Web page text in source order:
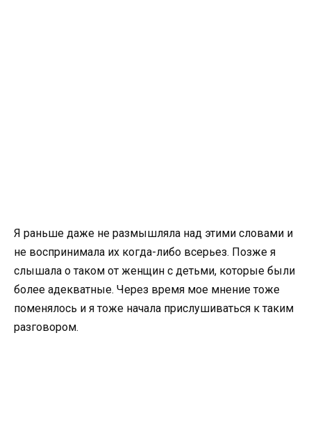
Я раньше даже не размышляла над этими словами и
не воспринимала их когда-либо всерьез. Позже я
слышала о таком от женщин с детьми, которые были
более адекватные. Через время мое мнение тоже
поменялось и я тоже начала прислушиваться к таким
разговором.